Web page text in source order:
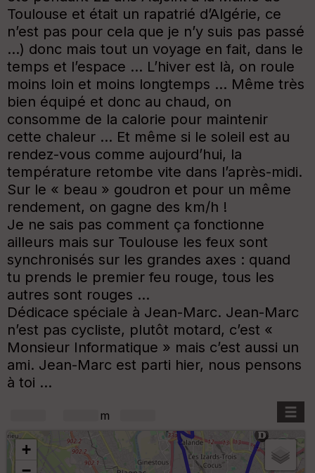
Toulouse et était un rapatrié d’Algérie, ce
n’est pas pour cela que je n’y suis pas passé
…) donc mais tout un voyage en fait, dans le
temps et l’espace … L’hiver est là, on roule
moins loin et moins longtemps … Même très
bien équipé et donc au chaud, on
consomme de la calorie pour maintenir
cette chaleur … Et même si le soleil est au
rendez-vous comme aujourd’hui, la
température retombe vite dans l’après-midi.
Sur le « beau » goudron et pour un même
rendement, on gagne des km/h !
Je ne sais pas comment ça fonctionne
ailleurs mais sur Toulouse les feux sont
synchronisés sur les grandes axes : quand
tu prends le premier feu rouge, tous les
autres sont rouges …
Dédicace spéciale à Jean-Marc. Jean-Marc
n’est pas cycliste, plutôt motard, c’est «
Monsieur Informatique » mais c’est aussi un
ami. Jean-Marc est parti hier, nous pensons
à toi …
m
+